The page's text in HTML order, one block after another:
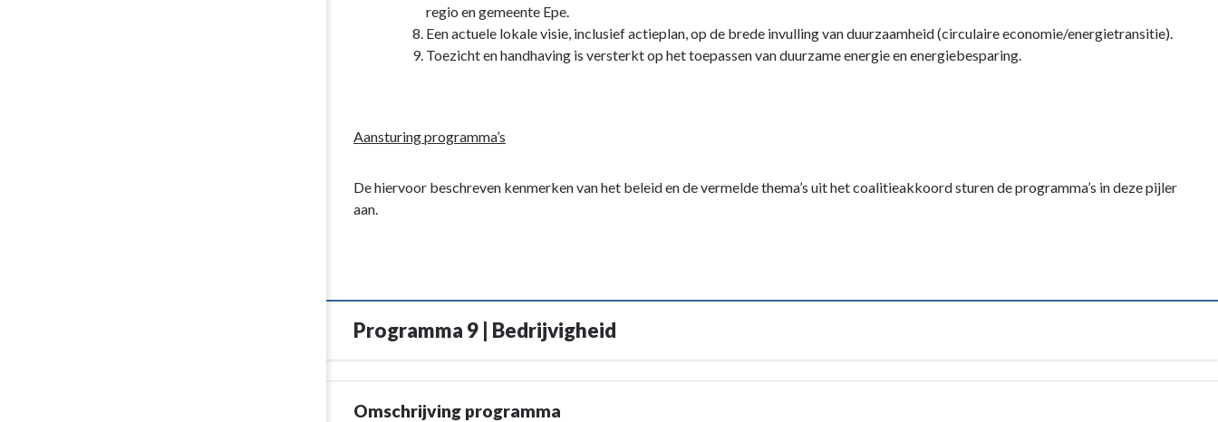
regio en gemeente Epe.
Een actuele lokale visie, inclusief actieplan, op de brede invulling van duurzaamheid (circulaire economie/energietransitie).
Toezicht en handhaving is versterkt op het toepassen van duurzame energie en energiebesparing.
Aansturing programma’s
De hiervoor beschreven kenmerken van het beleid en de vermelde thema’s uit het coalitieakkoord sturen de programma’s in deze pijler
aan.
Programma 9 | Bedrijvigheid
Omschrijving programma